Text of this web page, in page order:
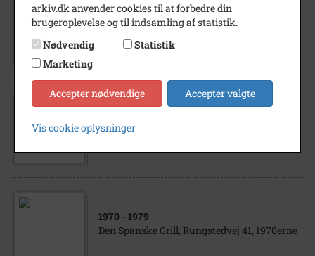
1980
Rungstedvej 41, "Den spanske Grill", 2001
1970 - 1979
Den Spanske Grill, Rungstedvej 41, 1970erne
arkiv.dk anvender cookies til at forbedre din
brugeroplevelse og til indsamling af statistik.
Nødvendig
Statistik
Marketing
Accepter nødvendige Accepter valgte
Vis cookie oplysninger